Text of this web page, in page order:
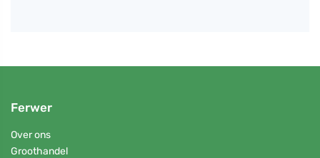
Ferwer
Over ons
Groothandel